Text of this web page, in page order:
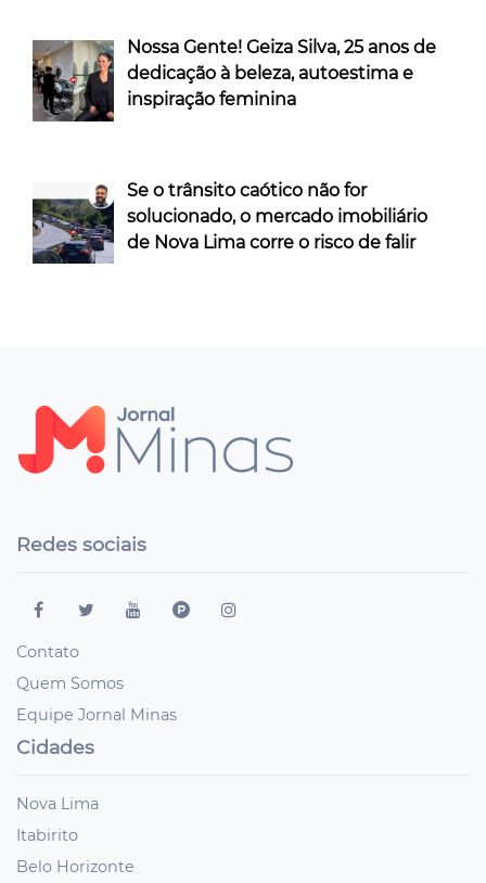
Nossa Gente! Geiza Silva, 25 anos de
dedicação à beleza, autoestima e
inspiração feminina
Se o trânsito caótico não for
solucionado, o mercado imobiliário
de Nova Lima corre o risco de falir
Redes sociais
Contato
Quem Somos
Equipe Jornal Minas
Cidades
Nova Lima
Itabirito
Belo Horizonte